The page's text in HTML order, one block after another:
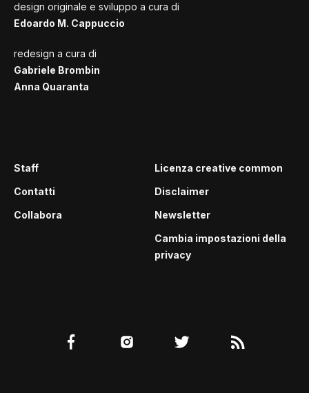
design originale e sviluppo a cura di
Edoardo M. Cappuccio
redesign a cura di
Gabriele Brombin
Anna Quaranta
Staff
Contatti
Collabora
Licenza creative common
Disclaimer
Newsletter
Cambia impostazioni della
privacy